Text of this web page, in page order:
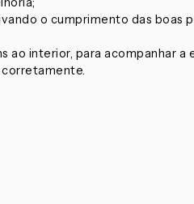
o cumprimento das boas
ao interior, para acompanhar a
corretamente.